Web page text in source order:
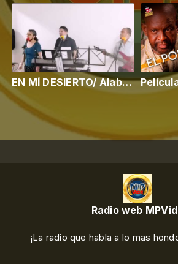
EN MÍ DESIERTO/ Alabanza y adoración/musica cristiana evangelica/ 2022 / Recuerdo Barcelona/España
Radio web
¡La radio que habla a lo mas